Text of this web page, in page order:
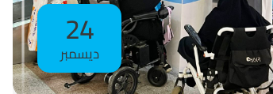
24
ديسمبر